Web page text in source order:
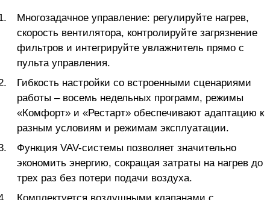
Многозадачное управление: регулируйте нагрев,
скорость вентилятора, контролируйте загрязнение
фильтров и интегрируйте увлажнитель прямо с
пульта управления.
Гибкость настройки со встроенными сценариями
работы – восемь недельных программ, режимы
«Комфорт» и «Рестарт» обеспечивают адаптацию к
разным условиям и режимам эксплуатации.
Функция VAV-системы позволяет значительно
экономить энергию, сокращая затраты на нагрев до
трех раз без потери подачи воздуха.